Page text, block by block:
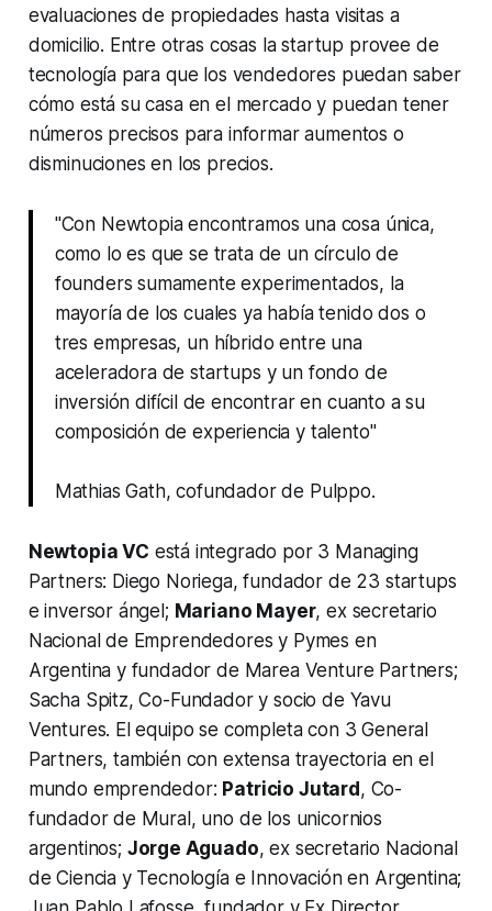
evaluaciones de propiedades hasta visitas a
domicilio. Entre otras cosas la startup provee de
tecnología para que los vendedores puedan saber
cómo está su casa en el mercado y puedan tener
números precisos para informar aumentos o
disminuciones en los precios.
"Con Newtopia encontramos una cosa única,
como lo es que se trata de un círculo de
founders sumamente experimentados, la
mayoría de los cuales ya había tenido dos o
tres empresas, un híbrido entre una
aceleradora de startups y un fondo de
inversión difícil de encontrar en cuanto a su
composición de experiencia y talento"
Mathias Gath, cofundador de Pulppo.
Newtopia VC está integrado por 3 Managing
Partners: Diego Noriega, fundador de 23 startups
e inversor ángel; Mariano Mayer, ex secretario
Nacional de Emprendedores y Pymes en
Argentina y fundador de Marea Venture Partners;
Sacha Spitz, Co-Fundador y socio de Yavu
Ventures. El equipo se completa con 3 General
Partners, también con extensa trayectoria en el
mundo emprendedor: Patricio Jutard , Co-
fundador de Mural, uno de los unicornios
argentinos; Jorge Aguado, ex secretario Nacional
de Ciencia y Tecnología e Innovación en Argentina;